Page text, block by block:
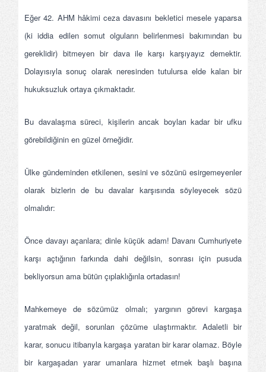
Eğer 42. AHM hâkimi ceza davasını bekletici mesele yaparsa
(ki iddia edilen somut olguların belirlenmesi bakımından bu
gereklidir) bitmeyen bir dava ile karşı karşıyayız demektir.
Dolayısıyla sonuç olarak neresinden tutulursa elde kalan bir
hukuksuzluk ortaya çıkmaktadır.
Bu davalaşma süreci, kişilerin ancak boyları kadar bir ufku
görebildiğinin en güzel örneğidir.
Ülke gündeminden etkilenen, sesini ve sözünü esirgemeyenler
olarak bizlerin de bu davalar karşısında söyleyecek sözü
olmalıdır:
Önce davayı açanlara; dinle küçük adam! Davanı Cumhuriyete
karşı açtığının farkında dahi değilsin, sonrası için pusuda
bekliyorsun ama bütün çıplaklığınla ortadasın!
Mahkemeye de sözümüz olmalı; yargının görevi kargaşa
yaratmak değil, sorunları çözüme ulaştırmaktır. Adaletli bir
karar, sonucu itibarıyla kargaşa yaratan bir karar olamaz. Böyle
bir kargaşadan yarar umanlara hizmet etmek başlı başına